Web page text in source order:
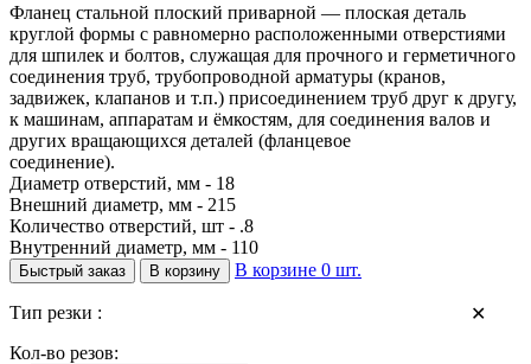
Фланец стальной плоский приварной — плоская деталь
круглой формы с равномерно расположенными отверстиями
для шпилек и болтов, служащая для прочного и герметичного
соединения труб, трубопроводной арматуры (кранов,
задвижек, клапанов и т.п.) присоединением труб друг к другу,
к машинам, аппаратам и ёмкостям, для соединения валов и
других вращающихся деталей (фланцевое
соединение).
Диаметр отверстий, мм - 18
Внешний диаметр, мм - 215
Количество отверстий, шт - .8
Внутренний диаметр, мм - 110
Быстрый заказ В корзину В корзине 0 шт.
✕
Тип резки :
Кол-во резов: